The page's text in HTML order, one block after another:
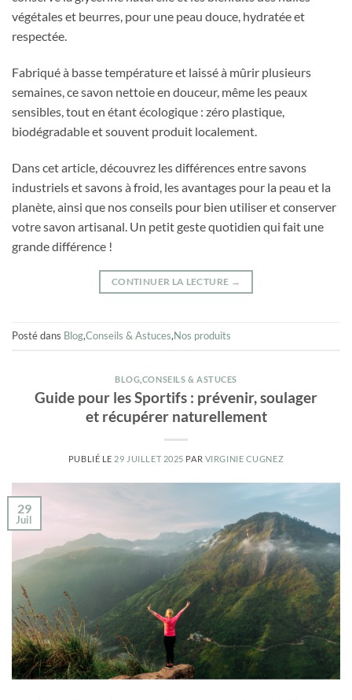
végétales et beurres, pour une peau douce, hydratée et
respectée.
Fabriqué à basse température et laissé à mûrir plusieurs
semaines, ce savon nettoie en douceur, même les peaux
sensibles, tout en étant écologique : zéro plastique,
biodégradable et souvent produit localement.
Dans cet article, découvrez les différences entre savons
industriels et savons à froid, les avantages pour la peau et la
planète, ainsi que nos conseils pour bien utiliser et conserver
votre savon artisanal. Un petit geste quotidien qui fait une
grande différence !
CONTINUER LA LECTURE →
Posté dans Blog,Conseils & Astuces,Nos produits
BLOG CONSEILS & ASTUCES
Guide pour les Sportifs : prévenir, soulager
et récupérer naturellement
PUBLIÉ LE 29 JUILLET 2025 PAR VIRGINIE CUGNEZ
29
Juil